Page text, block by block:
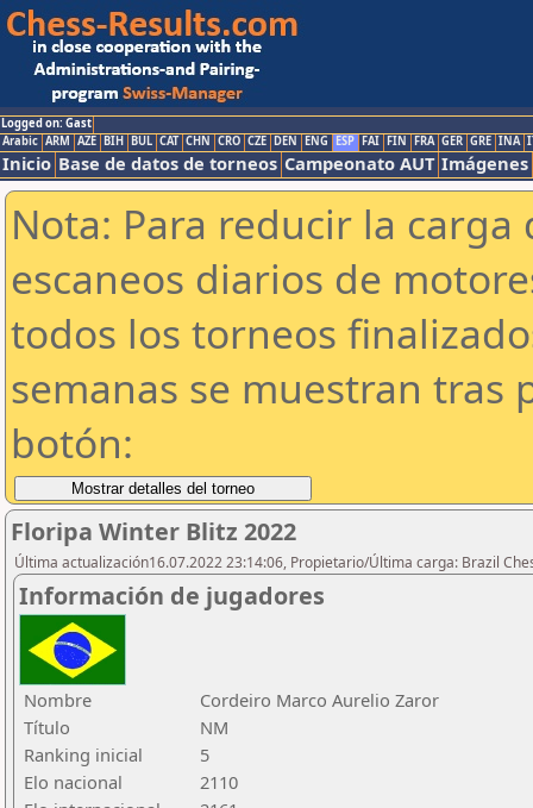
Logged on: Gast
Arabic ARM AZE BIH BUL CAT CHN CRO CZE DEN ENG ESP FAI FIN FRA GER GRE INA
Inicio Base de datos de torneos Campeonato AUT Imágenes
Nota: Para reducir la
escaneos diarios de
todos los torneos
semanas se muestran tras
botón:
Floripa Winter Blitz 2022
Última actualización16.07.2022 23:14:06, Propietario/Última carga: Brazil
Información de jugadores
Nombre
Cordeiro Marco Aurelio Zaror
Título
NM
Ranking inicial
5
Elo nacional
2110